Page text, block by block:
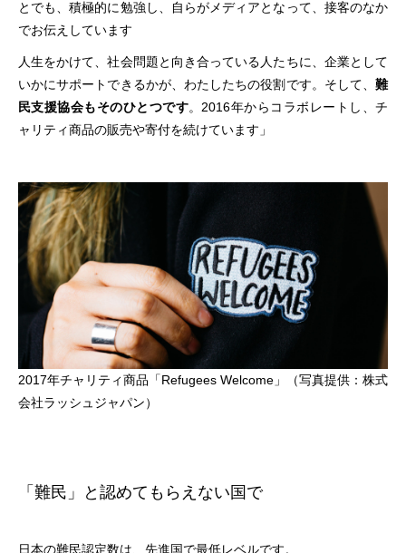
とでも、積極的に勉強し、自らがメディアとなって、接客のなか
でお伝えしています
人生をかけて、社会問題と向き合っている人たちに、企業として
いかにサポートできるかが、わたしたちの役割です。そして、 難
民支援協会もそのひとつです。2016年からコラボレートし、チ
ャリティ商品の販売や寄付を続けています」
2017年チャリティ商品「Refugees Welcome」（写真提供：株式
会社ラッシュジャパン）
「難民」と認めてもらえない国で
日本の難民認定数は、先進国で最低レベルです。